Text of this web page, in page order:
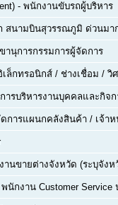
- พนักงานขับรถผู้บริหาร
สนามบินสุวรรณภูมิ ด่วนมา
านุการกรรมการผู้จัดการ
เล็กทรอนิกส์ / ช่างเชื่อม / วิ
ารบริหารงานบุคคลและกิจก
การแผนกคลังสินค้า / เจ้า
านขายต่างจังหวัด (ระบุจังห
พนักงาน Customer Service